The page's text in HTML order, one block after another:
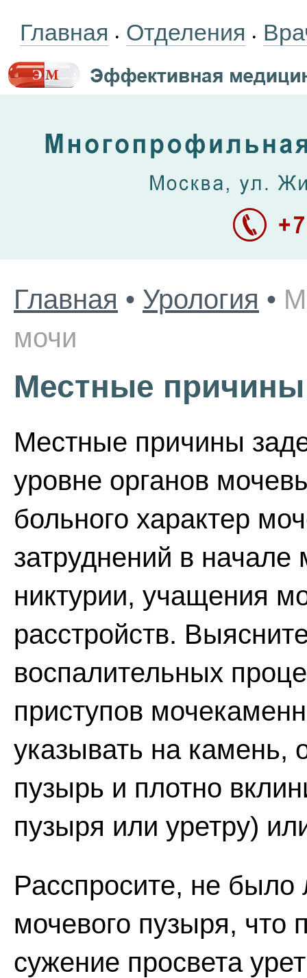
Главная • Отделения •
Главная • Урология •
мочи
Местные
Местные причины
уровне органов
больного характер
затруднений в начале
никтурии, учащения
расстройств.
воспалительных
приступов
указывать на камень,
пузырь и плотно
пузыря или уретру)
Расспросите, не было
мочевого пузыря, что
сужение просвета